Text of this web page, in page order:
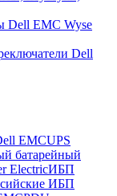
Dell EMC Wyse
Dell
EMCUPS
батарейный
ElectricИБП
ИБП